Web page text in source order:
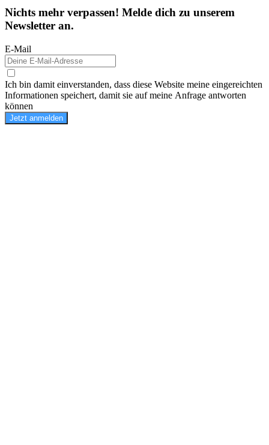
Nichts mehr verpassen! Melde dich zu unserem
Newsletter an.
E-Mail
Ich bin damit einverstanden, dass diese Website meine eingereichten
Informationen speichert, damit sie auf meine Anfrage antworten
können
Jetzt anmelden